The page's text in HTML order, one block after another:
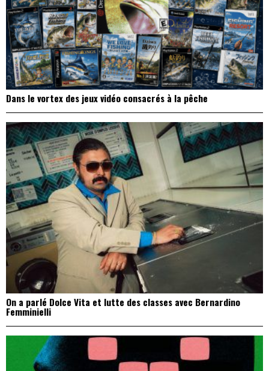
Dans le vortex des jeux vidéo consacrés à la pêche
On a parlé Dolce Vita et lutte des classes avec Bernardino
Femminielli